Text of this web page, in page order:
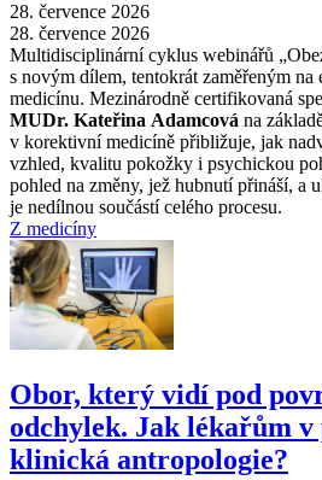
28. července 2026
28. července 2026
Multidisciplinární cyklus webinářů
s novým dílem, tentokrát zaměřeným na
medicínu. Mezinárodně certifikovaná
MUDr. Kateřina Adamcová na
v korektivní medicíně přibližuje, jak
vzhled, kvalitu pokožky i psychickou
pohled na změny, jež hubnutí přináší, a
je nedílnou součástí celého procesu.
Z medicíny
Obor, který vidí pod
odchylek. Jak lékařům
klinická antropologie?